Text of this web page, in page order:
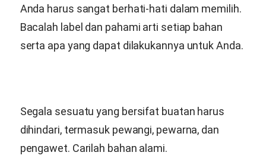
Anda harus sangat berhati-hati dalam memilih.
Bacalah label dan pahami arti setiap bahan
serta apa yang dapat dilakukannya untuk Anda.
Segala sesuatu yang bersifat buatan harus
dihindari, termasuk pewangi, pewarna, dan
pengawet. Carilah bahan alami.